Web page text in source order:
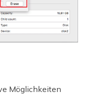
Möglichkeiten